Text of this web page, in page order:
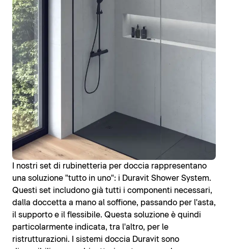
I nostri set di rubinetteria per doccia rappresentano
una soluzione "tutto in uno": i Duravit Shower System.
Questi set includono già tutti i componenti necessari,
dalla doccetta a mano al soffione, passando per l'asta,
il supporto e il flessibile. Questa soluzione è quindi
particolarmente indicata, tra l'altro, per le
ristrutturazioni. I sistemi doccia Duravit sono